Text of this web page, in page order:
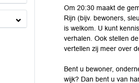
Om 20:30 maakt de
Rijn (bijv. bewoners,
is welkom. U kunt
verhalen. Ook stellen
vertellen zij meer over
Bent u bewoner,
wijk? Dan bent u van